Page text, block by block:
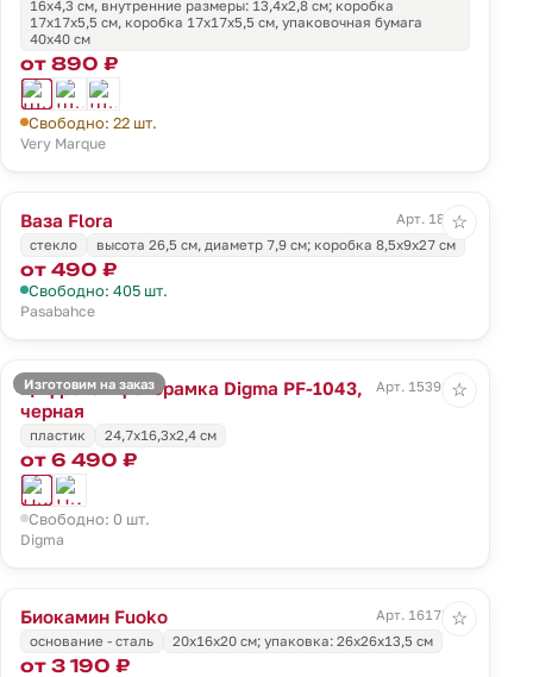
16х4,3 см, внутренние размеры: 13,4x2,8 см; коробка
17х17х5,5 см, коробка 17х17х5,5 см, упаковочная бумага
40х40 см
от 890 ₽
Свободно: 22 шт.
Very Marque
Ваза Flora
Арт. 18007
стекло
высота 26,5 см, диаметр 7,9 см; коробка 8,5x9x27 см
от 490 ₽
Свободно: 405 шт.
Pasabahce
☆
Изготовим на заказ
Цифровая фоторамка Digma PF-1043,
черная
Арт. 15391.30
пластик 24,7х16,3х2,4 см
от 6 490 ₽
Свободно: 0 шт.
Digma
☆
Биокамин Fuoko
Арт. 16178.30
основание - сталь
20х16x20 см; упаковка: 26x26x13,5 см
от 3 190 ₽
☆